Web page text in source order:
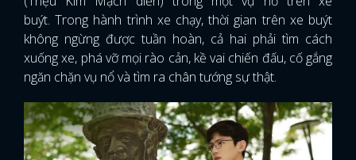
buýt. Trong hành trình xe chạy, thời gian trên xe buýt
không ngừng được tuần hoàn, cả hai phải tìm cách
xuống xe, phá vỡ mọi rào cản, kề vai chiến đấu, cố gắng
ngăn chặn vụ nổ và tìm ra chân tướng sự thật.